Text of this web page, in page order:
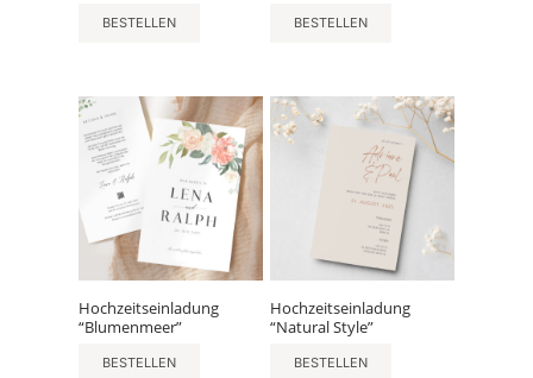
BESTELLEN BESTELLEN
Hochzeitseinladung
“Blumenmeer”
BESTELLEN
Hochzeitseinladung
“Natural Style”
BESTELLEN